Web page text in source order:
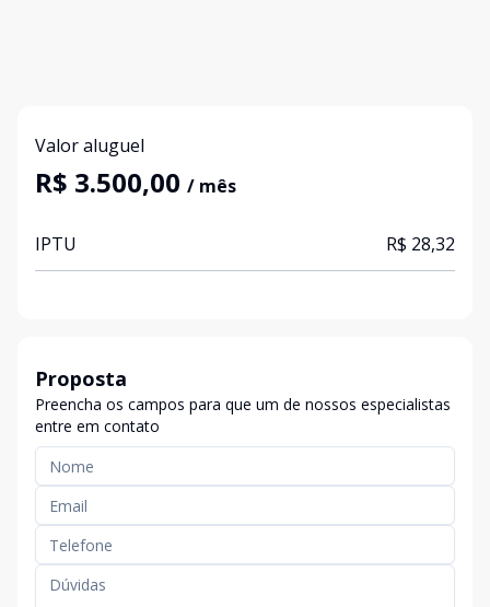
Valor aluguel
R$ 3.500,00 / mês
IPTU R$ 28,32
Proposta
Preencha os campos para que um de nossos especialistas
entre em contato